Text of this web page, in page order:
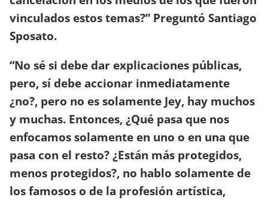
vinculados estos temas?” Preguntó Santiago
Sposato.
“No sé si debe dar explicaciones públicas,
pero, sí debe accionar inmediatamente
¿no?, pero no es solamente Jey, hay muchos
y muchas. Entonces, ¿Qué pasa que nos
enfocamos solamente en uno o en una que
pasa con el resto? ¿Están más protegidos,
menos protegidos?, no hablo solamente de
los famosos o de la profesión artística,